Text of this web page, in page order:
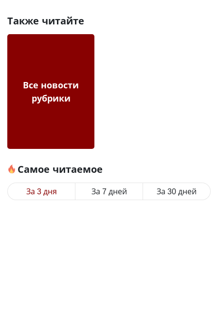
Также читайте
Все новости
рубрики
Самое читаемое
За 3 дня За 7 дней За 30 дней